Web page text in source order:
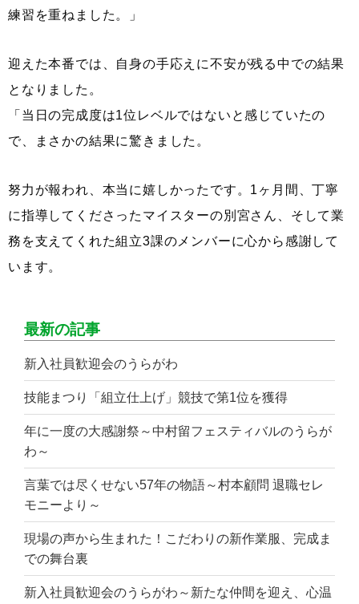
練習を重ねました。」
迎えた本番では、自身の手応えに不安が残る中での結果
となりました。
「当日の完成度は1位レベルではないと感じていたの
で、まさかの結果に驚きました。
努力が報われ、本当に嬉しかったです。1ヶ月間、丁寧
に指導してくださったマイスターの別宮さん、そして業
務を支えてくれた組立3課のメンバーに心から感謝して
います。
最新の記事
新入社員歓迎会のうらがわ
技能まつり「組立仕上げ」競技で第1位を獲得
年に一度の大感謝祭～中村留フェスティバルのうらが
わ～
言葉では尽くせない57年の物語～村本顧問 退職セレ
モニーより～
現場の声から生まれた！こだわりの新作業服、完成ま
での舞台裏
新入社員歓迎会のうらがわ～新たな仲間を迎え、心温